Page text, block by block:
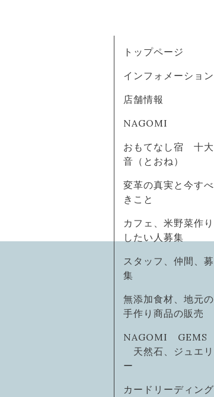
トップページ
インフォメーション
店舗情報
NAGOMI
おもてなし宿 十大
音（とおね）
変革の真実と今すべ
きこと
カフェ、米野菜作り
したい人募集
スタッフ、仲間、募
集
無添加食材、地元の
手作り商品の販売
NAGOMI GEMS
天然石、ジュエリ
ー
カードリーディング